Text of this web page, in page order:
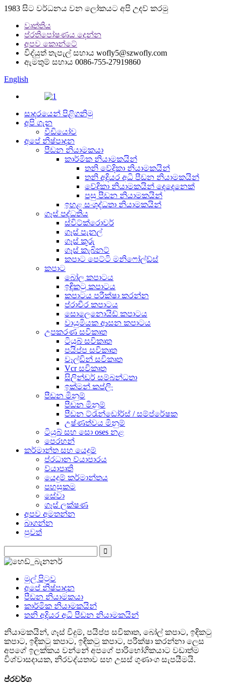
1983 සිට වර්ධනය වන ලෝකයට අපි උදව් කරමු
වෘත්තිය
ප්රතිපෝෂණය දෙන්න
අපව කොන්ටේ
විද්යුත් තැපැල් සහාය wofly5@szwofly.com
ඇමතුම් සහාය 0086-755-27919860
English
සාදරයෙන් පිළිගනිමු
අපි ගැන
වීඩියෝව
අපේ නිෂ්පාදන
පීඩන නියාමකයා
කාර්මික නියාමකයින්
තනි වේදිකා නියාමකයින්
තනි අදියර අධි පීඩන නියාමකයින්
වේදිකා නියාමකයින් දෙදෙනෙක්
පසු පීඩන නියාමකයින්
ඉහළ සංශුද්ධතා නියාමකයින්
ගෑස් පද්ධතිය
ස්විට්ක්රොවර්
ගෑස් පැනල්
ගෑස් කූරු
ගෑස් කැබිනට්
කපාට පෙට්ටි මනිෆෝල්ඩ්ස්
කපාට
බෝල කපාටය
ඉඳිකටු කපාටය
කපාටය පරීක්ෂා කරන්න
ප්රාචීර කපාටය
සොලෙනොයිඩ් කපාටය
වායුමියක ආසන කපාටය
උපකරණ සවිකෘත
ටියුබ් සවිකෘත
පයිප්ප සවිකෘත
වෑල්ඩින් සවිකෘත
Vcr සවිකෘත
සිලින්ඩර් සම්බන්ධතා
ඉක්මන් කප්ලිං
පීඩන මිනුම්
පීඩන මිනුම්
පීඩන ට්රැන්ඩෝර්ස් / සම්ප්රේෂක
උෂ්ණත්වය මිනුම්
ටියුබ් සහ සො oses නළ
පෙරහන්
කර්මාන්ත සහ යෙදුම්
ප්රධාන ව්යාපාරය
ව්යාපෘති
යෙදුම් කර්මාන්තය
පහසුකම
සේවා
ගෑස් ලක්ෂණ
අපව අමතන්න
බාගන්න
පුවත්
මුල් පිටුව
අපේ නිෂ්පාදන
පීඩන නියාමකයා
කාර්මික නියාමකයින්
තනි අදියර අධි පීඩන නියාමකයින්
නියාමකයින්, ගෑස් විදුම්, පයිප්ප සවිකෘත, බෝල් කපාට, ඉඳිකටු
කපාට, ඉඳිකටු කපාට, ඉඳිකටු කපාට, පරීක්ෂා කරන්නා ලෙස
අපගේ ඉලක්කය වන්නේ අපගේ පාරිභෝගිකයාට වඩාත්ම
විශ්වාසදායක, නිරවද්යතාව සහ උසස් ගුණාංග සැපයීමයි.
ප්රවර්ග